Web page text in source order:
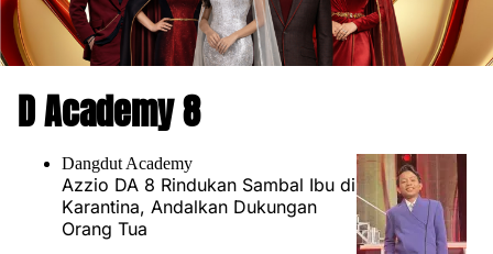
D Academy 8
Dangdut Academy
Azzio DA 8 Rindukan Sambal Ibu di
Karantina, Andalkan Dukungan
Orang Tua